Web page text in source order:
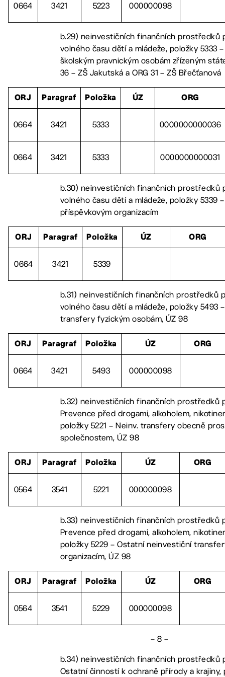
0664 3421 5223 000000098
b.29) neinvestičních finančních prostředků
volného času dětí a mládeže, položky 5333
školským pravnickým osobám zřízeným
36 – ZŠ Jakutská a ORG 31 – ZŠ Břečťanová
ORJ Paragraf Položka ÚZ ORG
0664 3421 5333 0000000000036
0664 3421 5333 0000000000031
b.30) neinvestičních finančních prostředků
volného času dětí a mládeže, položky 5339
příspěvkovým organizacím
ORJ Paragraf Položka ÚZ ORG
0664 3421 5339
b.31) neinvestičních finančních prostředků
volného času dětí a mládeže, položky 5493
transfery fyzickým osobám, ÚZ 98
ORJ Paragraf Položka ÚZ ORG
0664 3421 5493 000000098
b.32) neinvestičních finančních prostředků
Prevence před drogami, alkoholem,
položky 5221 – Neinv. transfery obecně
společnostem, ÚZ 98
ORJ Paragraf Položka ÚZ ORG
0564 3541 5221 000000098
b.33) neinvestičních finančních prostředků
Prevence před drogami, alkoholem,
položky 5229 – Ostatní neinvestiční
organizacím, ÚZ 98
ORJ Paragraf Položka ÚZ ORG
0564 3541 5229 000000098
– 8 –
b.34) neinvestičních finančních prostředků
Ostatní činností k ochraně přírody a krajiny,